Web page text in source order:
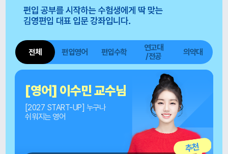
전체 편입영어 편입수학
연고대
/전공
의약대
추천
[영어] 이얼 교수님
[2027 REAL] 역으로 학습하는
편입영어 : 리얼역습 1.0